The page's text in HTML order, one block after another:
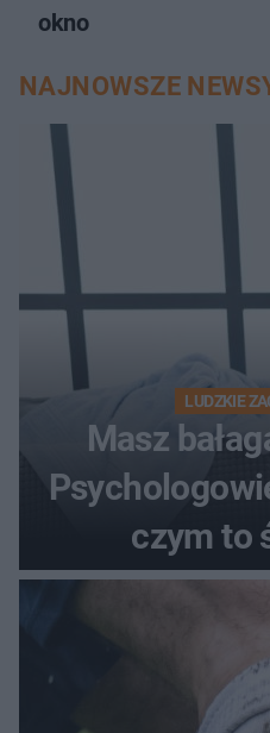
okno
NAJNOWSZE
LUDZKIE
Masz
czym to